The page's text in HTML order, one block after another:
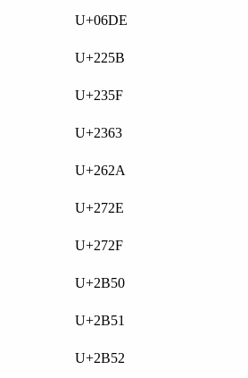
U+06DE
U+225B
U+235F
U+2363
U+262A
U+272E
U+272F
U+2B50
U+2B51
U+2B52